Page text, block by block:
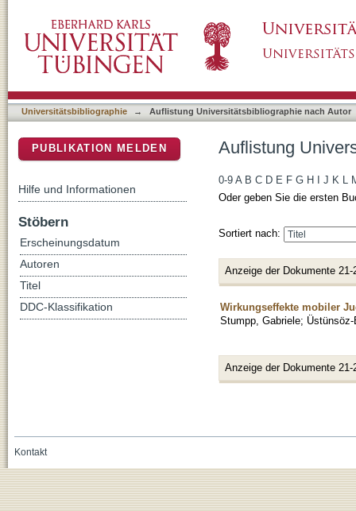
Universitätsbibliographie → Auflistung Universitätsbibliographie nach Autor
Auflistung
0-9 A B C D E F G H J K L
Oder geben Sie die ersten
Sortiert nach:
Anzeige der Dokumente 21-
Wirkungseffekte mobiler
Stumpp, Gabriele; Üstünsöz-
Anzeige der Dokumente 21-
PUBLIKATION MELDEN
Hilfe und Informationen
Stöbern
Erscheinungsdatum
Autoren
Titel
DDC-Klassifikation
Kontakt